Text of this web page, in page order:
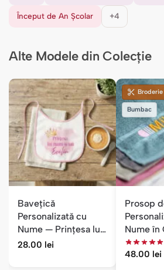
Început de An Școlar +4
Alte Modele din Colecție
Bavețică
Personalizată cu
Nume — Prințesa lui
Mami și Tati
28.00 lei
Broderie
Bumbac
Prosop
Nume în
Brodat
48.00 lei